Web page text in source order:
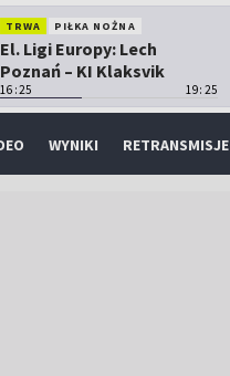
TRWA PIŁKA NOŻNA
El. Ligi Europy: Lech
Poznań – KI Klaksvik
16:25 19:25
WYNIKI RETRANSMISJE